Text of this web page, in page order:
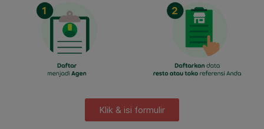
Klik & isi formulir